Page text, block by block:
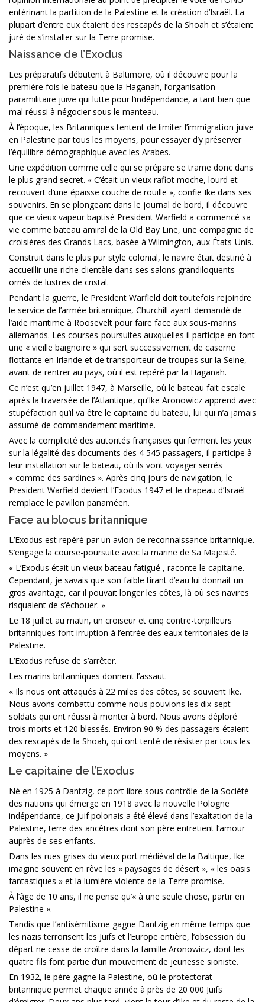
entérinant la partition de la Palestine et la création d’Israël. La
plupart d’entre eux étaient des rescapés de la Shoah et s’étaient
juré de s’installer sur la Terre promise.
Naissance de l’Exodus
Les préparatifs débutent à Baltimore, où il découvre pour la
première fois le bateau que la Haganah, l’organisation
paramilitaire juive qui lutte pour l’indépendance, a tant bien que
mal réussi à négocier sous le manteau.
À l’époque, les Britanniques tentent de limiter l’immigration juive
en Palestine par tous les moyens, pour essayer d’y préserver
l’équilibre démographique avec les Arabes.
Une expédition comme celle qui se prépare se trame donc dans
le plus grand secret. « C’était un vieux rafiot moche, lourd et
recouvert d’une épaisse couche de rouille », confie Ike dans ses
souvenirs. En se plongeant dans le journal de bord, il découvre
que ce vieux vapeur baptisé President Warfield a commencé sa
vie comme bateau amiral de la Old Bay Line, une compagnie de
croisières des Grands Lacs, basée à Wilmington, aux États-Unis.
Construit dans le plus pur style colonial, le navire était destiné à
accueillir une riche clientèle dans ses salons grandiloquents
ornés de lustres de cristal.
Pendant la guerre, le President Warfield doit toutefois rejoindre
le service de l’armée britannique, Churchill ayant demandé de
l’aide maritime à Roosevelt pour faire face aux sous-marins
allemands. Les courses-poursuites auxquelles il participe en font
une « vieille baignoire » qui sert successivement de caserne
flottante en Irlande et de transporteur de troupes sur la Seine,
avant de rentrer au pays, où il est repéré par la Haganah.
Ce n’est qu’en juillet 1947, à Marseille, où le bateau fait escale
après la traversée de l’Atlantique, qu’Ike Aronowicz apprend avec
stupéfaction qu’il va être le capitaine du bateau, lui qui n’a jamais
assumé de commandement maritime.
Avec la complicité des autorités françaises qui ferment les yeux
sur la légalité des documents des 4 545 passagers, il participe à
leur installation sur le bateau, où ils vont voyager serrés
« comme des sardines ». Après cinq jours de navigation, le
President Warfield devient l’Exodus 1947 et le drapeau d’Israël
remplace le pavillon panaméen.
Face au blocus britannique
L’Exodus est repéré par un avion de reconnaissance britannique.
S’engage la course-poursuite avec la marine de Sa Majesté.
« L’Exodus était un vieux bateau fatigué , raconte le capitaine.
Cependant, je savais que son faible tirant d’eau lui donnait un
gros avantage, car il pouvait longer les côtes, là où ses navires
risquaient de s’échouer. »
Le 18 juillet au matin, un croiseur et cinq contre-torpilleurs
britanniques font irruption à l’entrée des eaux territoriales de la
Palestine.
L’Exodus refuse de s’arrêter.
Les marins britanniques donnent l’assaut.
« Ils nous ont attaqués à 22 miles des côtes, se souvient Ike.
Nous avons combattu comme nous pouvions les dix-sept
soldats qui ont réussi à monter à bord. Nous avons déploré
trois morts et 120 blessés. Environ 90 % des passagers étaient
des rescapés de la Shoah, qui ont tenté de résister par tous les
moyens. »
Le capitaine de l’Exodus
Né en 1925 à Dantzig, ce port libre sous contrôle de la Société
des nations qui émerge en 1918 avec la nouvelle Pologne
indépendante, ce Juif polonais a été élevé dans l’exaltation de la
Palestine, terre des ancêtres dont son père entretient l’amour
auprès de ses enfants.
Dans les rues grises du vieux port médiéval de la Baltique, Ike
imagine souvent en rêve les « paysages de désert », « les oasis
fantastiques » et la lumière violente de la Terre promise.
À l’âge de 10 ans, il ne pense qu’« à une seule chose, partir en
Palestine ».
Tandis que l’antisémitisme gagne Dantzig en même temps que
les nazis terrorisent les Juifs et l’Europe entière, l’obsession du
départ ne cesse de croître dans la famille Aronowicz, dont les
quatre fils font partie d’un mouvement de jeunesse sioniste.
En 1932, le père gagne la Palestine, où le protectorat
britannique permet chaque année à près de 20 000 Juifs